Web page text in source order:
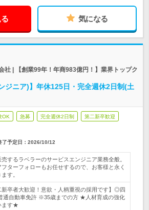
気になる
社 | 【創業99年！年商983億円！】業界トップク
ジニア)】年休125日・完全週休2日制(土
OK 急募 完全週休2日制 第二新卒歓迎
了予定日： 2026/10/12
するラベラーのサービスエンジニア業務全般。
ターフォローもお任せするので、お客様と永く
す。
新卒者大歓迎！意欲・人柄重視の採用です】◎四
通自動車免許 ※35歳までの方 ★人材育成の強化
ます★